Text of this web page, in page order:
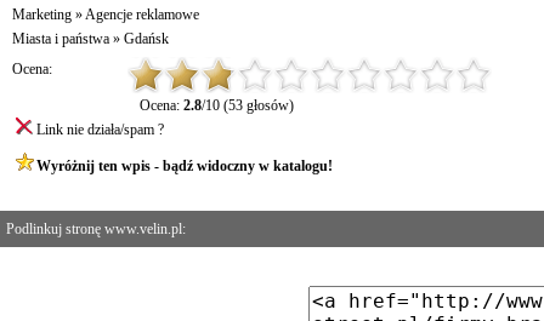
Marketing » Agencje reklamowe
Miasta i państwa » Gdańsk
Ocena:
Ocena: 2.8/10 (53 głosów)
Link nie działa/spam ?
Wyróżnij ten wpis - bądź widoczny w katalogu!
Podlinkuj stronę www.velin.pl: